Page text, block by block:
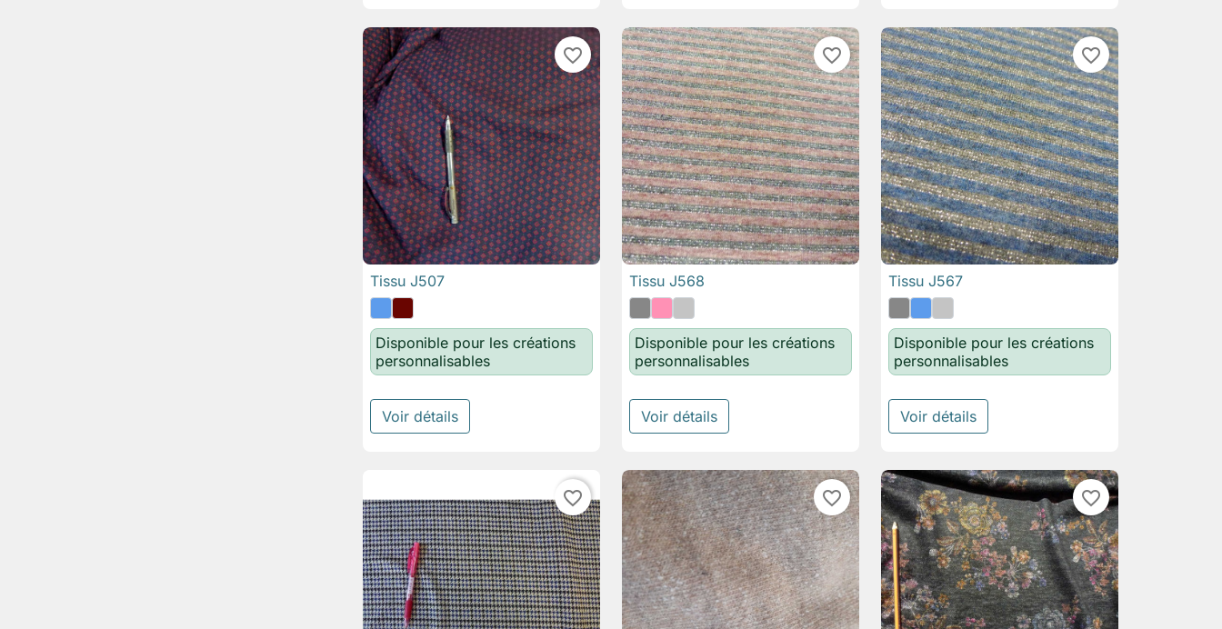
favorite_border

Tissu J507
Disponible pour les créations
personnalisables
Voir détails
favorite_border
 Aperçu rapide
Tissu J568
Disponible pour les créations
personnalisables
Voir détails
favorite_border

Tissu J567
Disponible pour les créations
personnalisables
Voir détails
favorite_border favorite_border favorite_border